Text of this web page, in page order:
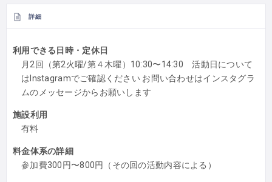
詳細
利用できる日時・定休日
月2回（第2火曜/第４木曜）10:30〜14:30 活動日について
はInstagramでご確認ください お問い合わせはインスタグラ
ムのメッセージからお願いします
施設利用
有料
料金体系の詳細
参加費300円〜800円（その回の活動内容による）